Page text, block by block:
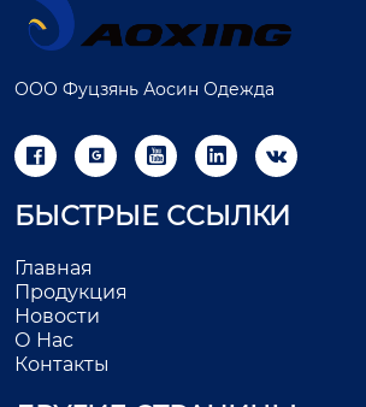
ООО Фуцзянь Аосин Одежда
    
БЫСТРЫЕ ССЫЛКИ
Главная
Продукция
Новости
О Нас
Контакты